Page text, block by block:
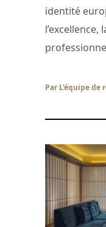
identité
l’excellence,
Par L'équipe de